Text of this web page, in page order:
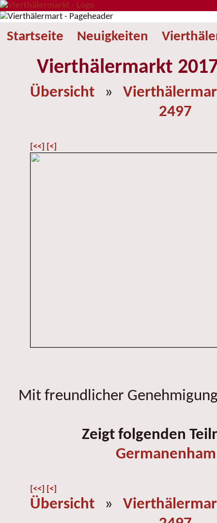
Startseite Neuigkeiten
Vierthälermarkt
Übersicht »
2497
[<<] [<]
Mit freundlicher
Zeigt folgenden
[<<] [<]
Übersicht »